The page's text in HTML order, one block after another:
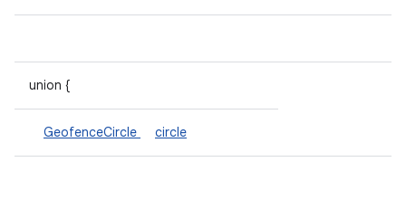
union {
GeofenceCircle circle